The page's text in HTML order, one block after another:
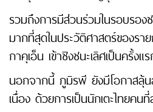
รวมถึงการมีส่วนร่วมในรอบรอ
มากที่สุดในประวัติศาสตร์ของรา
กาคุเอ็น เข้าชิงชนะเลิศเป็นครั้งแ
นอกจากนี้ ภูมิรพี ยังมีโอกาสลุ้น
เนื่อง ด้วยการเป็นนักเตะไทยคน